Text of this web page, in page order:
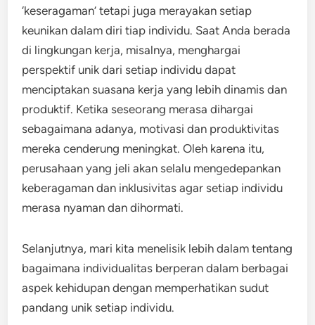
‘keseragaman’ tetapi juga merayakan setiap
keunikan dalam diri tiap individu. Saat Anda berada
di lingkungan kerja, misalnya, menghargai
perspektif unik dari setiap individu dapat
menciptakan suasana kerja yang lebih dinamis dan
produktif. Ketika seseorang merasa dihargai
sebagaimana adanya, motivasi dan produktivitas
mereka cenderung meningkat. Oleh karena itu,
perusahaan yang jeli akan selalu mengedepankan
keberagaman dan inklusivitas agar setiap individu
merasa nyaman dan dihormati.
Selanjutnya, mari kita menelisik lebih dalam tentang
bagaimana individualitas berperan dalam berbagai
aspek kehidupan dengan memperhatikan sudut
pandang unik setiap individu.